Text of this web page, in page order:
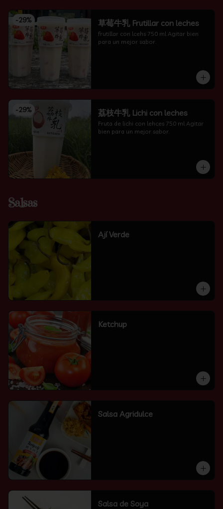
-29% 草莓牛乳 Frutillar con leches
frutillar con lcehs 750 ml Agitar bien
para un mejor sabor.
-29% 荔枝牛乳 Lichi con leches
Fruta de lichi con lehces 750 ml Agitar
bien para un mejor sabor.
Salsas
Ají Verde
Ketchup
Salsa Agridulce
Salsa de Soya